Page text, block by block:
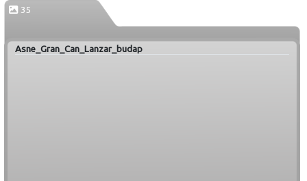
35
Asne_Gran_Can_Lanzar_budap